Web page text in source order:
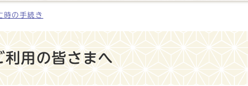
時の手続き
利用の皆さまへ